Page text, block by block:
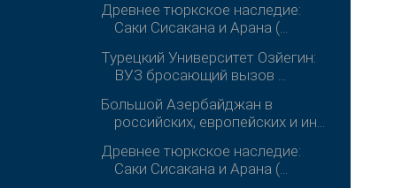
Древнее тюркское наследие:
Саки Сисакана и Арана (...
Турецкий Университет Озйегин:
ВУЗ бросающий вызов ...
Большой Азербайджан в
российских, европейских и ин...
Древнее тюркское наследие:
Саки Сисакана и Арана (...